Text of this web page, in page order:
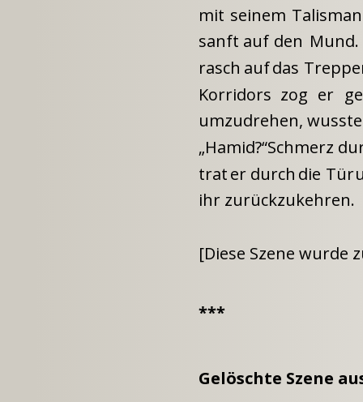
mit seinem Talisman
sanft auf den Mund.
rasch aufdas
Korridors zog er
umzudrehen,
„Hamid?“Schmerz
trater durch die Tür
ihr zurückzukehren.
[Diese Szene
***
Gelöschte Szene